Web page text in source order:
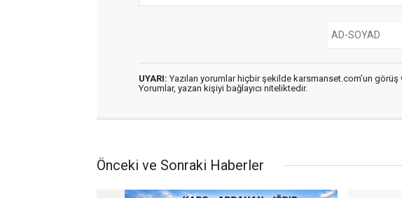
UYARI: Yazılan yorumlar hiçbir şekilde karsmanset.com’un görüş
Yorumlar, yazan kişiyi bağlayıcı niteliktedir.
Önceki ve Sonraki Haberler